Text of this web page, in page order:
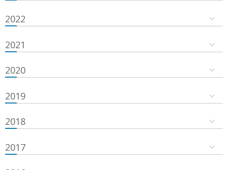
2022
2021
2020
2019
2018
2017